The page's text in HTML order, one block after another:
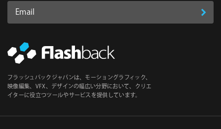
Email
ス
必
須
登
フラッシュバックジャパンは、モーショングラフィック、
映像編集、VFX、デザインの幅広い分野において、クリエ
イターに役立つツールやサービスを提供しています。